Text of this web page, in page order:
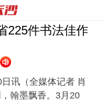
225件书法佳作
讯（全媒体记者 肖
翰墨飘香。3月20